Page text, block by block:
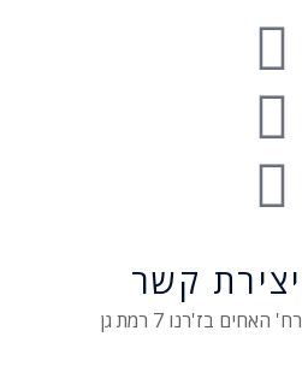
יצירת קשר
רח' האחים בז'רנו 7 רמת גן